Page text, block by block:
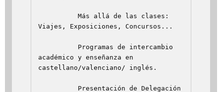
Viajes, Exposiciones, Concursos...
académico y enseñanza en
castellano/valenciano/ inglés.